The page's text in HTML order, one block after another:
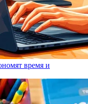
время и